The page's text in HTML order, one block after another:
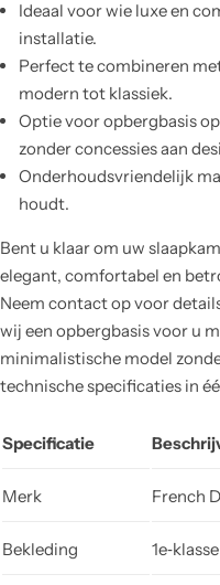
Ideaal voor wie luxe en
installatie.
Perfect te combineren
modern tot klassiek.
Optie voor opbergbasis
zonder concessies aan
Onderhoudsvriendelijk
houdt.
Bent u klaar om uw
elegant, comfortabel en
Neem contact op voor
wij een opbergbasis voor u
minimalistische model
technische specificaties in
Specificatie
Merk French
Bekleding